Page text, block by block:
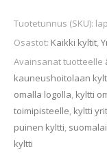
Tuotetunnus (SKU):
Osastot: Kaikki kyltit,
Avainsanat tuotteelle
kauneushoitolaan
omalla logolla, kyltti
toimipisteelle, kyltti
puinen kyltti,
kyltti